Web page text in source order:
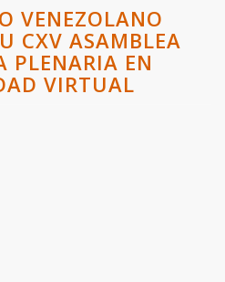
VENEZOLANO
CXV ASAMBLEA
PLENARIA EN
VIRTUAL